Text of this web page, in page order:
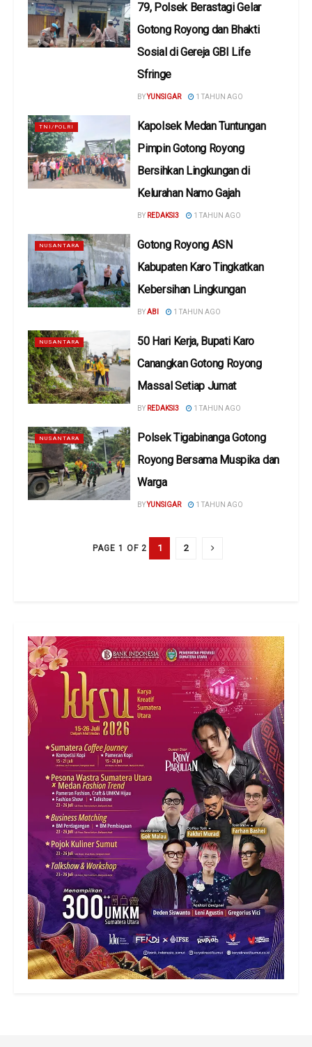
79, Polsek Berastagi Gelar
Gotong Royong dan Bhakti
Sosial di Gereja GBI Life
Sfringe
BYYUNSIGAR 1 TAHUN AGO
TNI/POLRI
Kapolsek Medan Tuntungan
Pimpin Gotong Royong
Bersihkan Lingkungan di
Kelurahan Namo Gajah
BY REDAKSI3 1 TAHUN AGO
NUSANTARA
Gotong Royong ASN
Kabupaten Karo Tingkatkan
Kebersihan Lingkungan
BYABI 1 TAHUN AGO
NUSANTARA
50 Hari Kerja, Bupati Karo
Canangkan Gotong Royong
Massal Setiap Jumat
BY REDAKSI3 1 TAHUN AGO
NUSANTARA
Polsek Tigabinanga Gotong
Royong Bersama Muspika dan
Warga
BYYUNSIGAR 1 TAHUN AGO
PAGE 1 OF 2 1 2